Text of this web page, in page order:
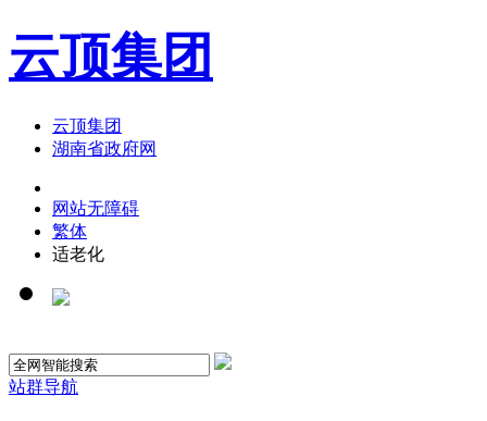
云顶集团
云顶集团
湖南省政府网
网站无障碍
繁体
适老化
站群导航